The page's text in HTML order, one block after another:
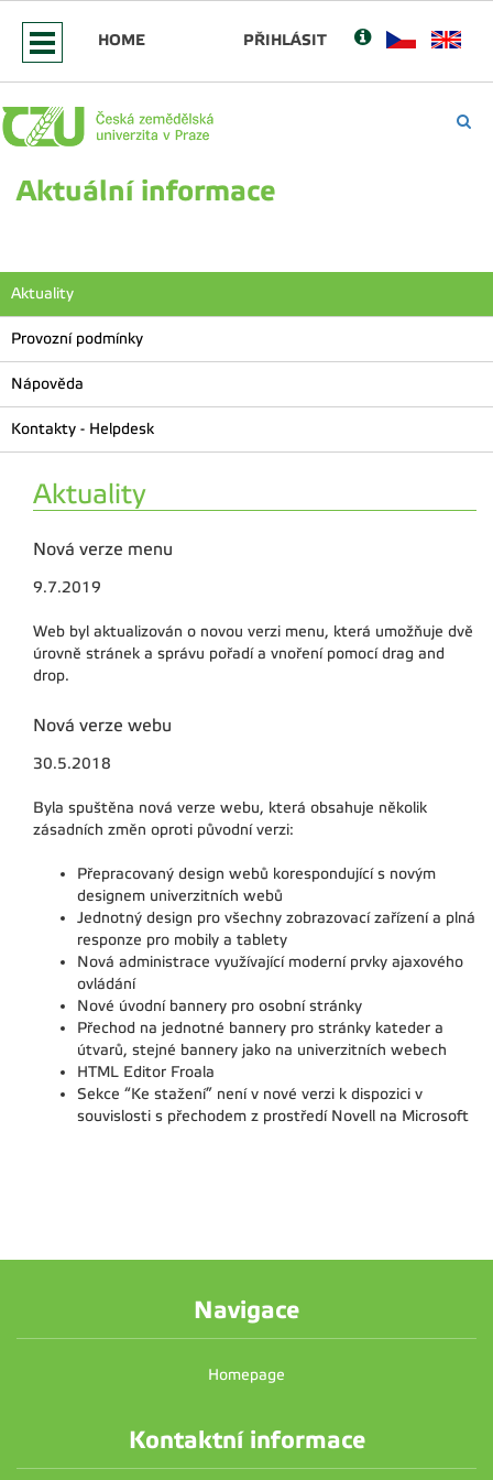
HOME PŘIHLÁSIT
Aktuální informace
Aktuality
Provozní podmínky
Nápověda
Kontakty - Helpdesk
Aktuality
Nová verze menu
9.7.2019
Web byl aktualizován o novou verzi menu, která umožňuje dvě
úrovně stránek a správu pořadí a vnoření pomocí drag and
drop.
Nová verze webu
30.5.2018
Byla spuštěna nová verze webu, která obsahuje několik
zásadních změn oproti původní verzi:
Přepracovaný design webů korespondující s novým
designem univerzitních webů
Jednotný design pro všechny zobrazovací zařízení a plná
responze pro mobily a tablety
Nová administrace využívající moderní prvky ajaxového
ovládání
Nové úvodní bannery pro osobní stránky
Přechod na jednotné bannery pro stránky kateder a
útvarů, stejné bannery jako na univerzitních webech
HTML Editor Froala
Sekce “Ke stažení” není v nové verzi k dispozici v
souvislosti s přechodem z prostředí Novell na Microsoft
Navigace
Homepage
Kontaktní informace